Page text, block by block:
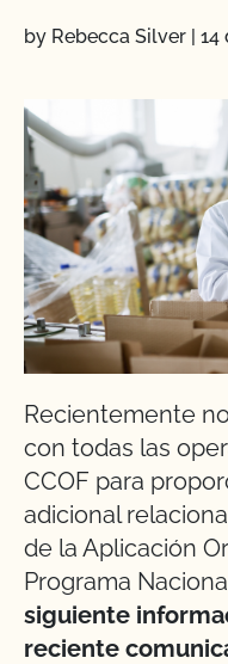
by Rebecca Silver | 14
Recientemente
con todas las
CCOF para
adicional
de la Aplicación
Programa
siguiente
reciente